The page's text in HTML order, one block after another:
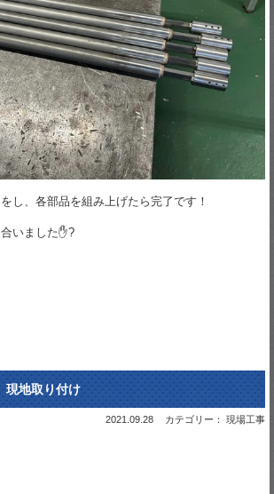
し、各部品を組み上げたら完了です！
いました✋?
地取り付け
2021.09.28 カテゴリー： 現場工事